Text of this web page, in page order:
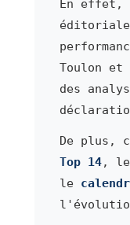
En effet,
Toulon et
des
De plus,
Top 14,
le